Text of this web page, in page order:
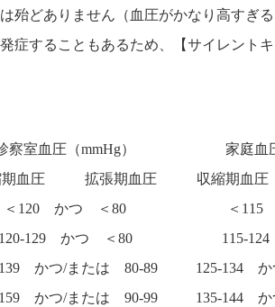
殆どありません（血圧がかなり高すぎ
症することもあるため、【サイレント
察室血圧（mmHg）
家庭血
血圧
拡張期血圧 収縮期血圧
＜120 かつ ＜80
＜
120-129 かつ ＜80
115-
139 かつ/または 80-89
125-134
159 かつ/または 90-99
135-144